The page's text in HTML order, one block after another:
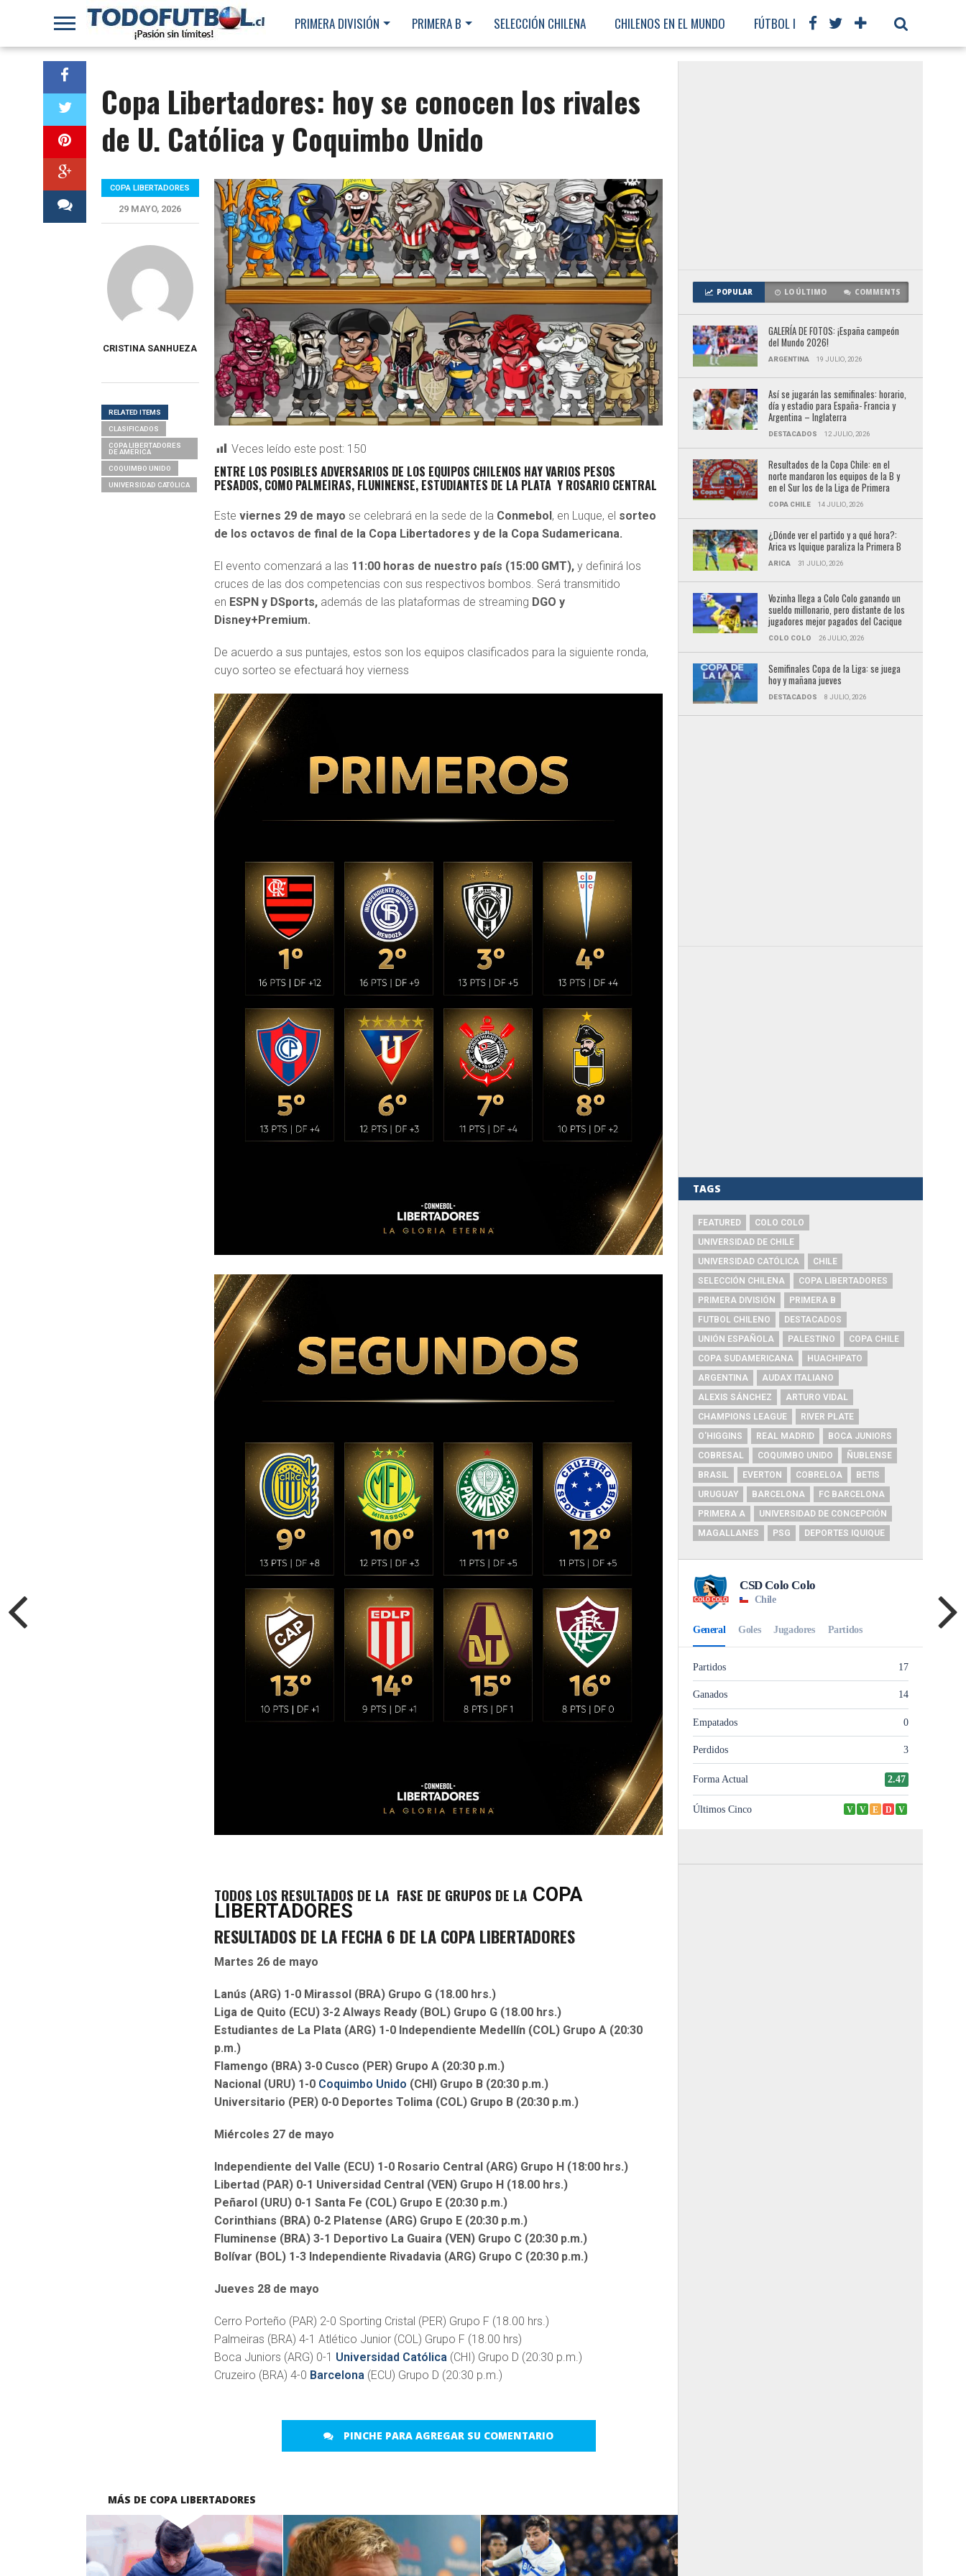
PRIMERA DIVISIÓN PRIMERA B SELECCIÓN CHILENA CHILENOS EN EL MUNDO FÚTBOL INTERNACIONAL
Copa Libertadores: hoy se conocen los rivales
de U. Católica y Coquimbo Unido
Veces leído este post: 150
ENTRE LOS POSIBLES ADVERSARIOS DE LOS EQUIPOS CHILENOS HAY VARIOS PESOS
PESADOS, COMO PALMEIRAS, FLUNINENSE, ESTUDIANTES DE LA PLATA Y ROSARIO CENTRAL
Este viernes 29 de mayo se celebrará en la sede de la Conmebol , en Luque, el sorteo
de los octavos de final de la Copa Libertadores y de la Copa Sudamericana.
El evento comenzará a las 11:00 horas de nuestro país (15:00 GMT), y definirá los
cruces de las dos competencias con sus respectivos bombos. Será transmitido
en ESPN y DSports, además de las plataformas de streaming DGO y
Disney+Premium.
De acuerdo a sus puntajes, estos son los equipos clasificados para la siguiente ronda,
cuyo sorteo se efectuará hoy vierness
TODOS LOS RESULTADOS DE LA FASE DE GRUPOS DE LA COPA
LIBERTADORES
RESULTADOS DE LA FECHA 6 DE LA COPA LIBERTADORES
Martes 26 de mayo
Lanús (ARG) 1-0 Mirassol (BRA) Grupo G (18.00 hrs.)
Liga de Quito (ECU) 3-2 Always Ready (BOL) Grupo G (18.00 hrs.)
Estudiantes de La Plata (ARG) 1-0 Independiente Medellín (COL) Grupo A (20:30
p.m.)
Flamengo (BRA) 3-0 Cusco (PER) Grupo A (20:30 p.m.)
Nacional (URU) 1-0 Coquimbo Unido (CHI) Grupo B (20:30 p.m.)
Universitario (PER) 0-0 Deportes Tolima (COL) Grupo B (20:30 p.m.)
Miércoles 27 de mayo
Independiente del Valle (ECU) 1-0 Rosario Central (ARG) Grupo H (18:00 hrs.)
Libertad (PAR) 0-1 Universidad Central (VEN) Grupo H (18.00 hrs.)
Peñarol (URU) 0-1 Santa Fe (COL) Grupo E (20:30 p.m.)
Corinthians (BRA) 0-2 Platense (ARG) Grupo E (20:30 p.m.)
Fluminense (BRA) 3-1 Deportivo La Guaira (VEN) Grupo C (20:30 p.m.)
Bolívar (BOL) 1-3 Independiente Rivadavia (ARG) Grupo C (20:30 p.m.)
Jueves 28 de mayo
Cerro Porteño (PAR) 2-0 Sporting Cristal (PER) Grupo F (18.00 hrs.)
Palmeiras (BRA) 4-1 Atlético Junior (COL) Grupo F (18.00 hrs)
Boca Juniors (ARG) 0-1 Universidad Católica (CHI) Grupo D (20:30 p.m.)
Cruzeiro (BRA) 4-0 Barcelona (ECU) Grupo D (20:30 p.m.)
PINCHE PARA AGREGAR SU COMENTARIO
COPA LIBERTADORES
29 MAYO, 2026
CRISTINA SANHUEZA
RELATED ITEMS
CLASIFICADOS
COPA LIBERTADORES
DE AMERICA
COQUIMBO UNIDO
UNIVERSIDAD CATÓLICA
MÁS DE COPA LIBERTADORES
POPULAR LO ÚLTIMO COMMENTS
GALERÍA DE FOTOS: ¡España campeón
del Mundo 2026!
ARGENTINA 19 JULIO, 2026
Así se jugarán las semifinales: horario,
día y estadio para España- Francia y
Argentina – Inglaterra
DESTACADOS 12 JULIO, 2026
Resultados de la Copa Chile: en el
norte mandaron los equipos de la B y
en el Sur los de la Liga de Primera
COPA CHILE 14 JULIO, 2026
¿Dónde ver el partido y a qué hora?:
Arica vs Iquique paraliza la Primera B
ARICA 31 JULIO, 2026
Vozinha llega a Colo Colo ganando un
sueldo millonario, pero distante de los
jugadores mejor pagados del Cacique
COLO COLO 26 JULIO, 2026
Semifinales Copa de la Liga: se juega
hoy y mañana jueves
DESTACADOS 8 JULIO, 2026
TAGS
FEATURED
COLO COLO
UNIVERSIDAD DE CHILE
UNIVERSIDAD CATÓLICA
CHILE
SELECCIÓN CHILENA
COPA LIBERTADORES
PRIMERA DIVISIÓN
PRIMERA B
FUTBOL CHILENO
DESTACADOS
UNIÓN ESPAÑOLA
PALESTINO
COPA CHILE
COPA SUDAMERICANA
HUACHIPATO
ARGENTINA
AUDAX ITALIANO
ALEXIS SÁNCHEZ
ARTURO VIDAL
CHAMPIONS LEAGUE
RIVER PLATE
O'HIGGINS
REAL MADRID
BOCA JUNIORS
COBRESAL
COQUIMBO UNIDO
ÑUBLENSE
BRASIL
EVERTON COBRELOA
BETIS
URUGUAY
BARCELONA
FC BARCELONA
PRIMERA A
UNIVERSIDAD DE CONCEPCIÓN
MAGALLANES
PSG DEPORTES IQUIQUE